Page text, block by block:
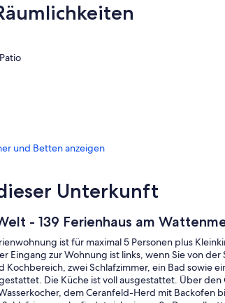
und Betten anzeigen
Unterkunft
- 139 Ferienhaus am
ist für maximal 5 Personen plus
Eingang zur Wohnung ist links, wenn Sie von
zwei Schlafzimmer, ein Bad sowie
Die Küche ist voll ausgestattet. Über
dem Ceranfeld-Herd mit Backofen